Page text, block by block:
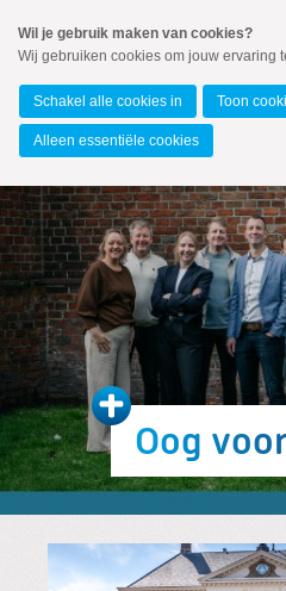
naar
Spring
de
inhoud
Spring
naar
hoofdmenu
Gemeente Groningen
Zoeken: Oog
Wil je gebruik maken van cookies?
Wij gebruiken cookies om jouw ervaring
Schakel alle cookies in Toon
Alleen essentiële cookies